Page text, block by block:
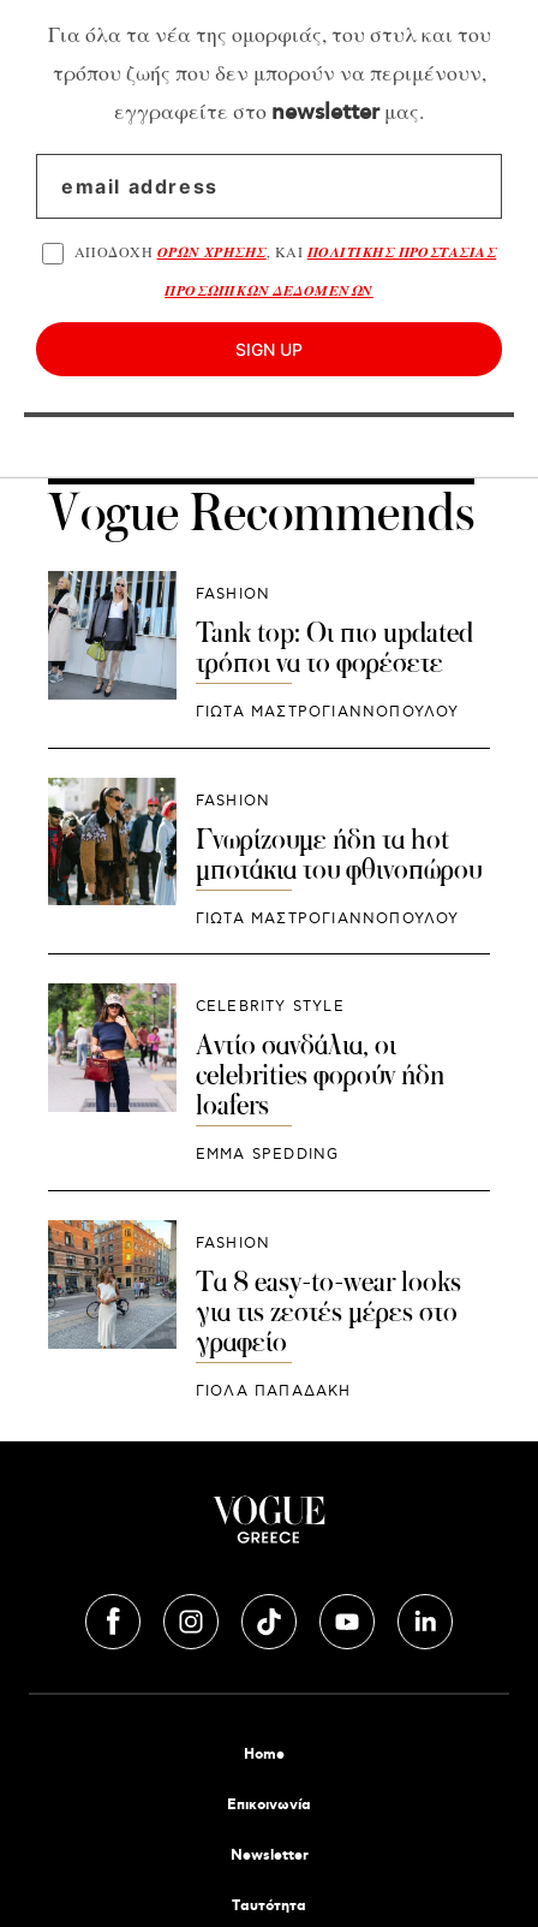
Για όλα τα νέα της ομορφιάς, του στυλ και του
τρόπου ζωής που δεν μπορούν να περιμένουν,
εγγραφείτε στο newsletterμας.
ΑΠΟΔΟΧΗ ΟΡΩΝ ΧΡΗΣΗΣ, ΚΑΙ ΠΟΛΙΤΙΚΗΣ ΠΡΟΣΤΑΣΙΑΣ
ΠΡΟΣΩΠΙΚΩΝ ΔΕΔΟΜΕΝΩΝ
SIGN UP
Vogue Recommends
FASHION
Tank top: Οι πιο updated
τρόποι να το φορέσετε
ΓΙΩΤΑ ΜΑΣΤΡΟΓΙΑΝΝΟΠΟΥΛΟΥ
FASHION
Γνωρίζουμε ήδη τα hot
μποτάκια του φθινοπώρου
ΓΙΩΤΑ ΜΑΣΤΡΟΓΙΑΝΝΟΠΟΥΛΟΥ
CELEBRITY STYLE
Αντίο σανδάλια, οι
celebrities φορούν ήδη
loafers
EMMA SPEDDING
FASHION
Τα 8 easy-to-wear looks
για τις ζεστές μέρες στο
γραφείο
ΓΙΌΛΑ ΠΑΠΑΔΆΚΗ
Home
Επικοινωνία
Newsletter
Tαυτότητα